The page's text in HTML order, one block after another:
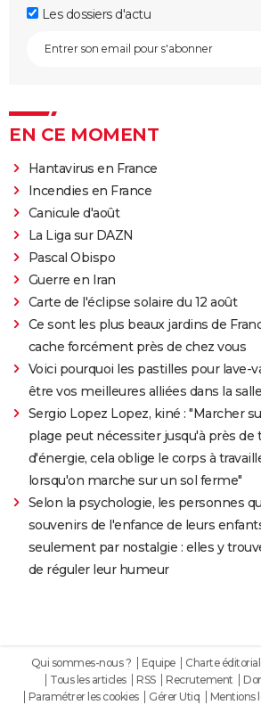
Les dossiers d'actu
EN CE MOMENT
Hantavirus en France
Incendies en France
Canicule d'août
La Liga sur DAZN
Pascal Obispo
Guerre en Iran
Carte de l'éclipse solaire du 12 août
Ce sont les plus beaux jardins de
cache forcément près de chez vous
Voici pourquoi les pastilles pour lave-
être vos meilleures alliées dans la
Sergio Lopez Lopez, kiné : "Marcher
plage peut nécessiter jusqu'à près de
d'énergie, cela oblige le corps à
lorsqu'on marche sur un sol ferme"
Selon la psychologie, les personnes
souvenirs de l'enfance de leurs
seulement par nostalgie : elles y
de réguler leur humeur
Qui sommes-nous ? Equipe Charte
Tous les articles
RSS Recrutement
Paramétrer les cookies
Gérer Utiq Mentions